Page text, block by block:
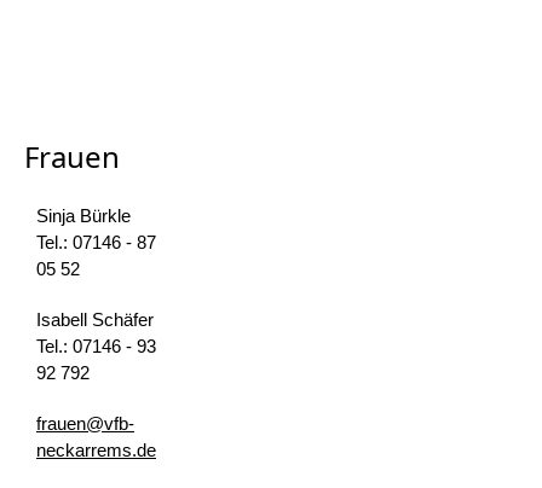
Frauen
Sinja Bürkle
Tel.: 07146 - 87
05 52
Isabell Schäfer
Tel.: 07146 - 93
92 792
frauen@vfb-
neckarrems.de